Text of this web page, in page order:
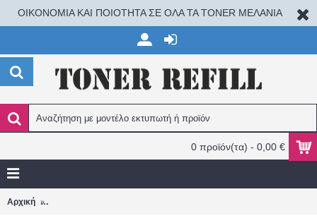
ΟΙΚΟΝΟΜΙΑ ΚΑΙ ΠΟΙΟΤΗΤΑ ΣΕ ΟΛΑ ΤΑ TONER ΜΕΛΑΝΙΑ
0 προϊόν(τα) - 0,00 €
Αρχική